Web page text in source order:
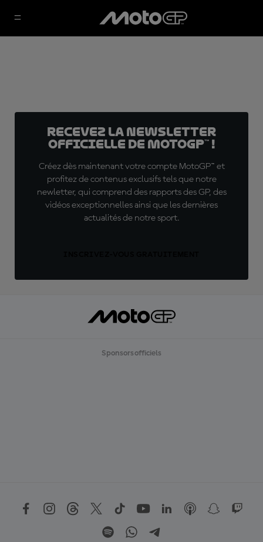
Recevez la Newsletter
officielle de MotoGP™ !
Créez dès maintenant votre compte MotoGP™ et
profitez de contenus exclusifs tels que notre
newletter, qui comprend des rapports des GP, des
vidéos exceptionnelles ainsi que les dernières
actualités de notre sport.
Sponsors officiels